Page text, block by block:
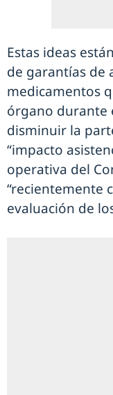
Estas ideas
de garantías de
medicamentos
órgano durante
disminuir la
“impacto
operativa del
“recientemente
evaluación de